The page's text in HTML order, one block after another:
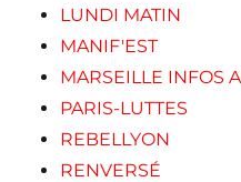
LUNDI MATIN
MANIF'EST
MARSEILLE INFOS
PARIS-LUTTES
REBELLYON
RENVERSÉ